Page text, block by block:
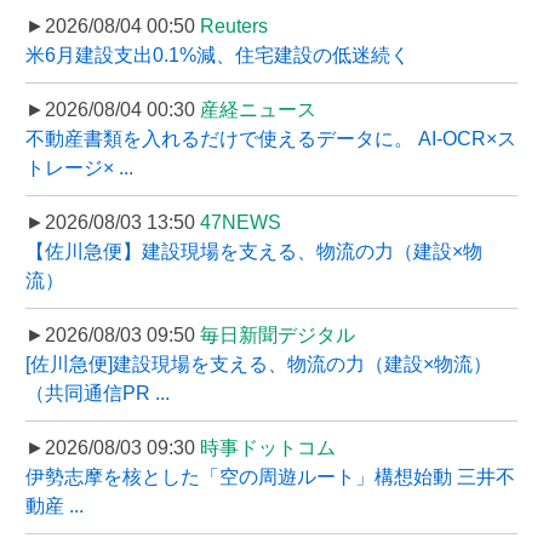
►2026/08/04 00:50 Reuters
米6月建設支出0.1%減、住宅建設の低迷続く
►2026/08/04 00:30 産経ニュース
不動産書類を入れるだけで使えるデータに。 AI-OCR×ス
トレージ× ...
►2026/08/03 13:50 47NEWS
【佐川急便】建設現場を支える、物流の力（建設×物
流）
►2026/08/03 09:50 毎日新聞デジタル
[佐川急便]建設現場を支える、物流の力（建設×物流）
（共同通信PR ...
►2026/08/03 09:30 時事ドットコム
伊勢志摩を核とした「空の周遊ルート」構想始動 三井不
動産 ...